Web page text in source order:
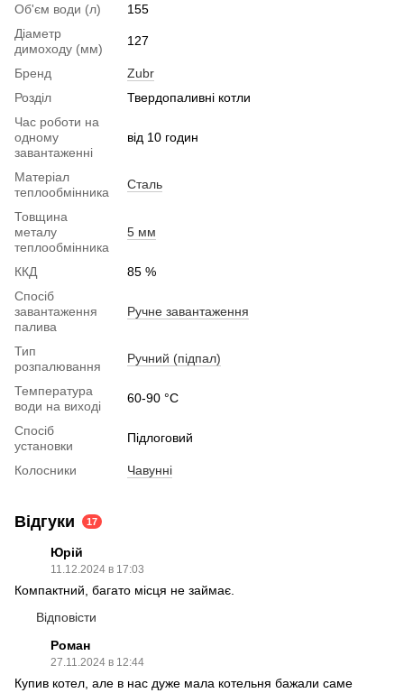
Об'єм води (л)
155
Діаметр
димоходу (мм)
127
Бренд
Zubr
Розділ
Твердопаливні котли
Час роботи на
одному
завантаженні
від 10 годин
Матеріал
теплообмінника
Сталь
Товщина
металу
теплообмінника
5 мм
ККД
85 %
Спосіб
завантаження
палива
Ручне завантаження
Тип
розпалювання
Ручний (підпал)
Температура
води на виході
60-90 °C
Спосіб
установки
Підлоговий
Колосники Чавунні
Відгуки 17
Юрій
11.12.2024 в 17:03
Компактний, багато місця не займає.
Відповісти
Роман
27.11.2024 в 12:44
Купив котел, але в нас дуже мала котельня бажали саме